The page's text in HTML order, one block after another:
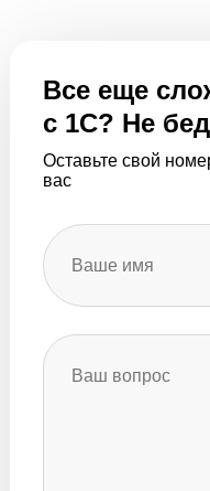
Все еще
с 1С? Не
Оставьте свой
вас